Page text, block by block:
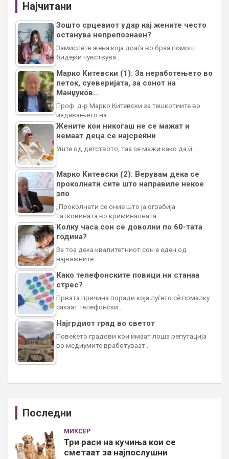
Најчитани
Зошто срцевиот удар кај жените често
останува непрепознаен?
Замислете жена која доаѓа во брза помош
бидејќи чувствува…
Марко Китевски (1): За неработењето во
петок, суеверијата, за сонот на
Манџуков…
Проф. д-р Марко Китевски за тешкотиите во
издавањето на…
Жените кои никогаш не се мажат и
немаат деца се најсреќни
Уште од детството, таа се мажи како да ѝ…
Марко Китевски (2): Верувам дека се
проколнати сите што направиле некое
зло
„Проколнати се оние што ја ограбија
татковината во криминалната…
Колку часа сон се доволни по 60-тата
година?
За тоа дека квалитетниот сон е еден од
најважните…
Како телефонските повици ни станаа
стрес?
Првата причина поради која луѓето сè помалку
сакаат телефонски…
Најгрдиот град во светот
Повеќето градови кои имаат лоша репутација
во медиумите вработуваат…
Последни
МИКСЕР
Три раси на кучиња кои се
сметаат за најпослушни